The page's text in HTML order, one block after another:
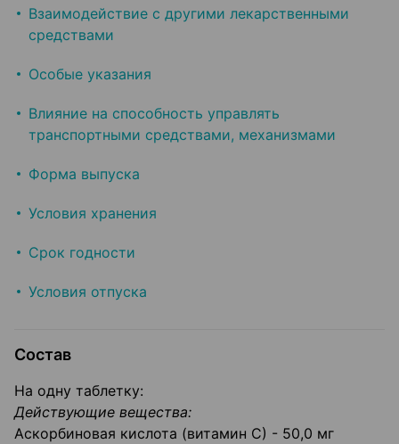
Взаимодействие с другими лекарственными
средствами
Особые указания
Влияние на способность управлять
транспортными средствами, механизмами
Форма выпуска
Условия хранения
Срок годности
Условия отпуска
Состав
На одну таблетку:
Действующие вещества:
Аскорбиновая кислота (витамин С) - 50,0 мг